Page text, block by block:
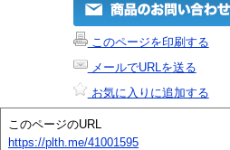
このページを印刷する
メールでURLを送る
お気に入りに追加する
このページのURL
https://plth.me/41001595